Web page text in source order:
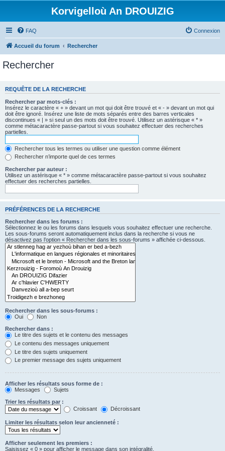
Korvigelloù An DROUIZIG
FAQ Connexion
Accueil du forum Rechercher
Rechercher
REQUÊTE DE LA RECHERCHE
Rechercher par mots-clés :
Insérez le caractère « + » devant un mot qui doit être trouvé et « - » devant un mot qui
doit être ignoré. Insérez une liste de mots séparés entre des barres verticales
discontinues « | » si seul un des mots doit être trouvé. Utilisez un astérisque « * »
comme métacaractère passe-partout si vous souhaitez effectuer des recherches
partielles.
Rechercher tous les termes ou utiliser une question comme élément
Rechercher n’importe quel de ces termes
Rechercher par auteur :
Utilisez un astérisque « * » comme métacaractère passe-partout si vous souhaitez
effectuer des recherches partielles.
PRÉFÉRENCES DE LA RECHERCHE
Rechercher dans les forums :
Sélectionnez le ou les forums dans lesquels vous souhaitez effectuer une recherche.
Les sous-forums seront automatiquement inclus dans la recherche si vous ne
désactivez pas l’option « Rechercher dans les sous-forums » affichée ci-dessous.
Rechercher dans les sous-forums :
Oui
Non
Rechercher dans :
Le titre des sujets et le contenu des messages
Le contenu des messages uniquement
Le titre des sujets uniquement
Le premier message des sujets uniquement
Afficher les résultats sous forme de :
Messages
Sujets
Trier les résultats par :
Croissant
Décroissant
Limiter les résultats selon leur ancienneté :
Afficher seulement les premiers :
Saisissez « 0 » pour afficher le message dans son intégralité.